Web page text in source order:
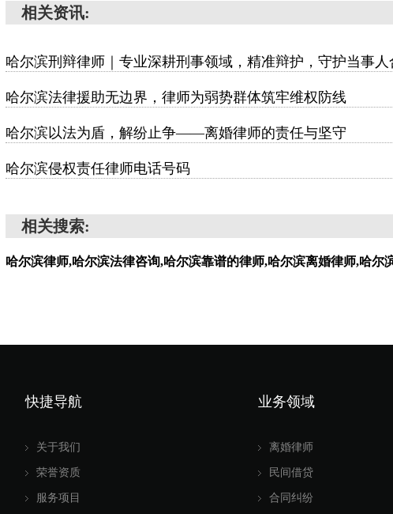
相关资讯:
哈尔滨刑辩律师｜专业深耕刑事领域，精准辩护，守护当事人
哈尔滨法律援助无边界，律师为弱势群体筑牢维权防线
哈尔滨以法为盾，解纷止争——离婚律师的责任与坚守
哈尔滨侵权责任律师电话号码
相关搜索:
哈尔滨律师,哈尔滨法律咨询,哈尔滨靠谱的律师,哈尔滨离婚律师,哈
快捷导航
关于我们
荣誉资质
服务项目
业务领域
离婚律师
民间借贷
合同纠纷